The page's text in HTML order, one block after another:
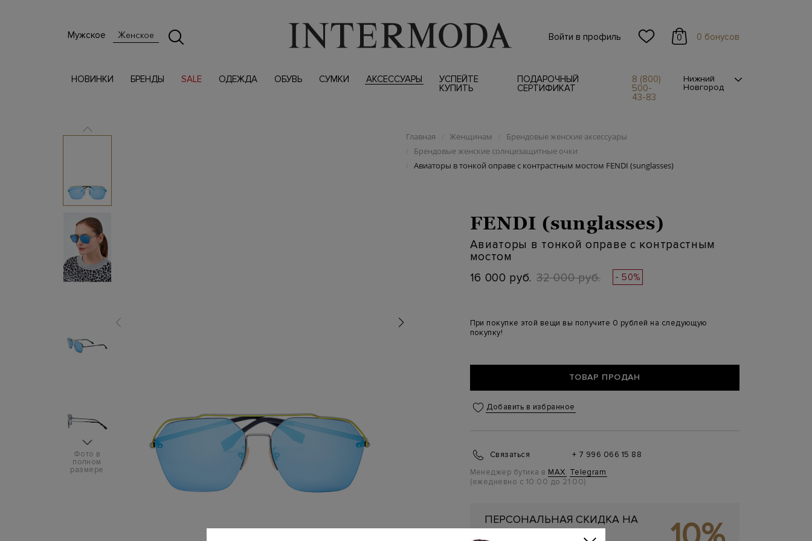
Мужское Женское Войти в профиль 0 0 бонусов
НОВИНКИ БРЕНДЫ SALE ОДЕЖДА ОБУВЬ СУМКИ АКСЕССУАРЫ
УСПЕЙТЕ
КУПИТЬ
ПОДАРОЧНЫЙ
СЕРТИФИКАТ
8 (800)
500-
43-83
Нижний
Новгород
Фото в
полном
размере
Главная / Женщинам / Брендовые женские аксессуары
/ Брендовые женские солнцезащитные очки
/ Авиаторы в тонкой оправе с контрастным мостом FENDI (sunglasses)
FENDI (sunglasses)
Авиаторы в тонкой оправе с контрастным
мостом
16 000 руб. 32 000 руб. - 50%
При покупке этой вещи вы получите 0 рублей на следующую
покупку!
ТОВАР ПРОДАН
Добавить в избранное
Связаться
+ 7 996 066 15 88
Менеджер бутика в MAX, Telegram
(ежедневно с 10:00 до 21:00)
ПЕРСОНАЛЬНАЯ СКИДКА НА